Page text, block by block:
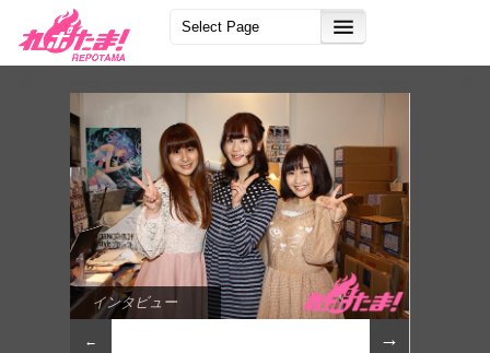
インタビュー
← →